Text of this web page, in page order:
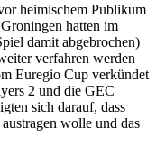
heimischem Publikum
hatten im
damit abgebrochen)
verfahren werden
Euregio Cup verkündet
2 und die GEC
sich darauf, dass
wolle und das